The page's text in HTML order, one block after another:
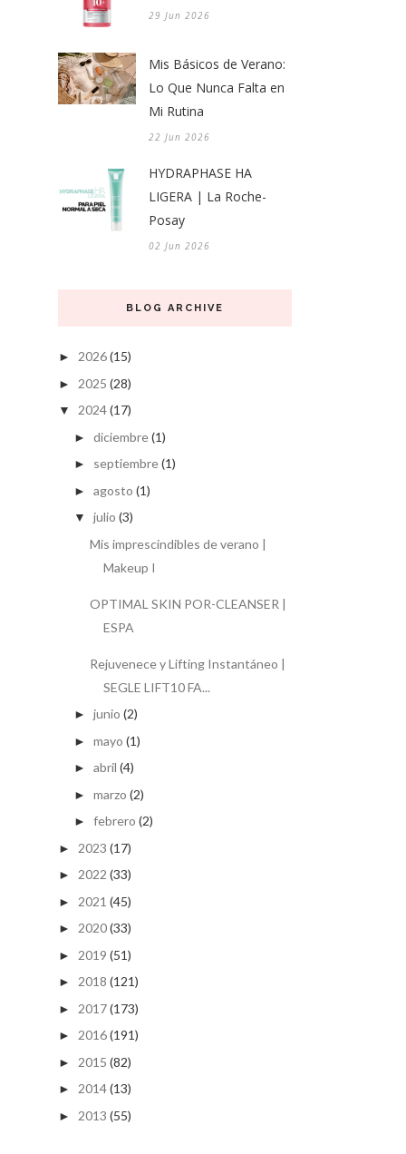
29 Jun 2026
Mis Básicos de Verano:
Lo Que Nunca Falta en
Mi Rutina
22 Jun 2026
HYDRAPHASE HA
LIGERA | La Roche-
Posay
02 Jun 2026
BLOG ARCHIVE
► 2026(15)
► 2025 (28)
▼ 2024(17)
► diciembre(1)
► septiembre(1)
► agosto (1)
▼ julio (3)
Mis imprescindibles de verano |
Makeup I
OPTIMAL SKIN POR-CLEANSER |
ESPA
Rejuvenece y Lifting Instantáneo |
SEGLE LIFT10 FA...
► junio (2)
► mayo (1)
► abril (4)
► marzo (2)
► febrero (2)
► 2023 (17)
► 2022 (33)
► 2021 (45)
► 2020(33)
► 2019 (51)
► 2018 (121)
► 2017(173)
► 2016(191)
► 2015 (82)
► 2014(13)
► 2013 (55)